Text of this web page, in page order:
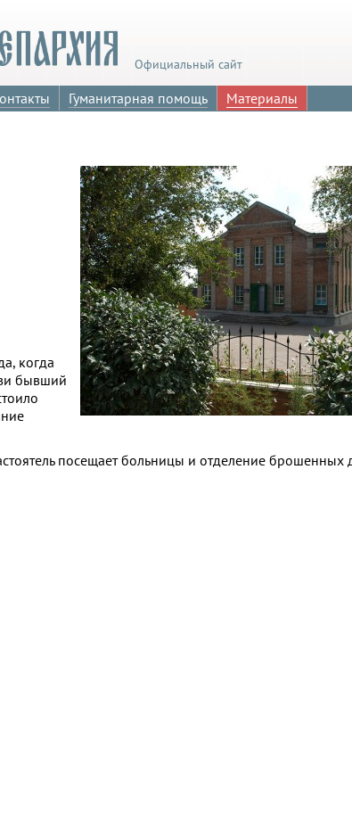
Официальный сайт
Гуманитарная помощь Материалы
когда
бывший
посещает больницы и отделение брошенных